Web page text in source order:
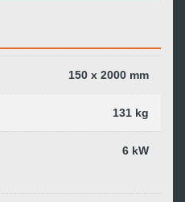
150 x 2000 mm
131 kg
6 kW